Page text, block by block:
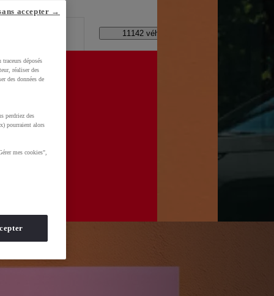
?
11142 véhicules disponibles
déposés
réaliser des
des données de
perdriez des
pourraient alors
mes cookies",
accepter →